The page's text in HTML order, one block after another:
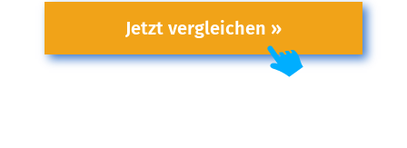
Jetzt vergleichen »